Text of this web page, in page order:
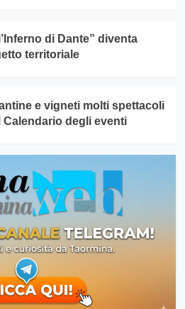
di Dante” diventa
territoriale
e vigneti molti spettacoli
degli eventi